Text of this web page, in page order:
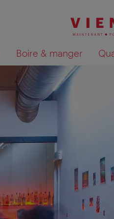
Boire & manger
Afficher les résultats